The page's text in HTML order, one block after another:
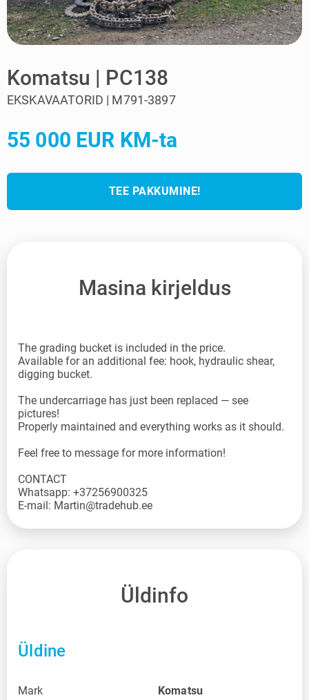
Komatsu | PC138
EKSKAVAATORID | M791-3897
55 000 EUR KM-ta
TEE PAKKUMINE!
Masina kirjeldus
The grading bucket is included in the price.
Available for an additional fee: hook, hydraulic shear,
digging bucket.
The undercarriage has just been replaced — see
pictures!
Properly maintained and everything works as it should.
Feel free to message for more information!
CONTACT
Whatsapp: +37256900325
E-mail: Martin@tradehub.ee
Üldinfo
Üldine
Mark Komatsu